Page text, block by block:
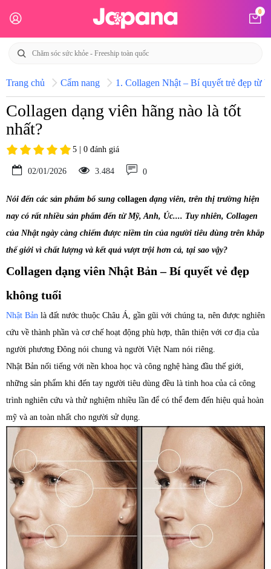
0
Trang chủ Cẩm nang 1. Collagen Nhật – Bí quyết trẻ đẹp từ
Collagen dạng viên hãng nào là tốt
nhất?
5 | 0 đánh giá
02/01/2026 3.484 0
Nói đến các sản phẩm bổ sung collagen dạng viên, trên thị trường hiện
nay có rất nhiều sản phẩm đến từ Mỹ, Anh, Úc.... Tuy nhiên, Collagen
của Nhật ngày càng chiếm được niềm tin của người tiêu dùng trên khắp
thế giới vì chất lượng và kết quả vượt trội hơn cả, tại sao vậy?
Collagen dạng viên Nhật Bản – Bí quyết vẻ đẹp
không tuổi
Nhật Bản là đất nước thuộc Châu Á, gần gũi với chúng ta, nên được nghiên
cứu về thành phần và cơ chế hoạt động phù hợp, thân thiện với cơ địa của
người phương Đông nói chung và người Việt Nam nói riêng.
Nhật Bản nối tiếng với nền khoa học và công nghệ hàng đầu thế giới,
những sản phẩm khi đến tay người tiêu dùng đều là tinh hoa của cả công
trình nghiên cứu và thử nghiệm nhiều lần để có thể đem đến hiệu quả hoàn
mỹ và an toàn nhất cho người sử dụng.